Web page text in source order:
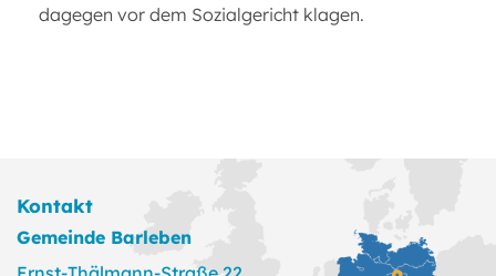
dagegen vor dem Sozialgericht klagen.
Kontakt
Gemeinde Barleben